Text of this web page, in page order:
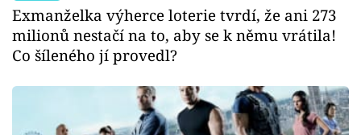
Exmanželka výherce loterie tvrdí, že ani 273
milionů nestačí na to, aby se k němu vrátila!
Co šíleného jí provedl?